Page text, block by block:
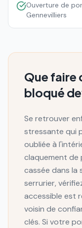
Ouverture de
Gennevilliers
Que faire
bloqué
Se retrouver
stressante qui
oubliée à
claquement de
cassée dans la
serrurier,
accessible est
voisin de
clés. Si votre